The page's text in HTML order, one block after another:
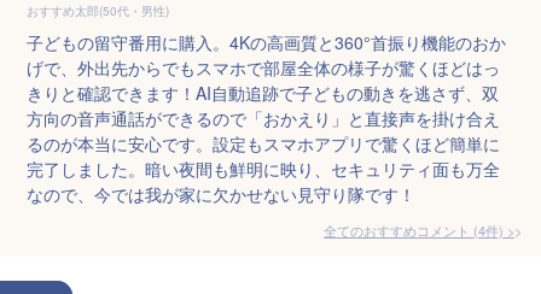
おすすめ太郎(50代・男性)
子どもの留守番用に購入。4Kの高画質と360°首振り機能のおか
げで、外出先からでもスマホで部屋全体の様子が驚くほどはっ
きりと確認できます！AI自動追跡で子どもの動きを逃さず、双
方向の音声通話ができるので「おかえり」と直接声を掛け合え
るのが本当に安心です。設定もスマホアプリで驚くほど簡単に
完了しました。暗い夜間も鮮明に映り、セキュリティ面も万全
なので、今では我が家に欠かせない見守り隊です！
全てのおすすめコメント (4件) >